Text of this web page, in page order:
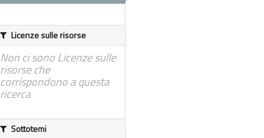
Licenze sulle risorse
Non ci sono Licenze sulle
risorse che
corrispondono a questa
ricerca
Sottotemi